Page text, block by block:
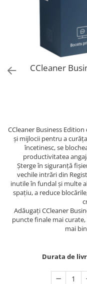
AVAST Driver Updater
AVAST SecureLine VPN
AVAST AntiTrack
CCleaner
CCleaner Business
și mijlocii pentru a
încetinesc, se
productivitatea
Șterge în siguranță
vechile intrări din
inutile în fundal și multe
spațiu, a reduce
Adăugați CCleaner
puncte finale mai
mai
Durata de